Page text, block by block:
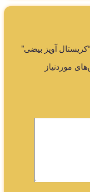
آویز بیضی”
موردنیاز